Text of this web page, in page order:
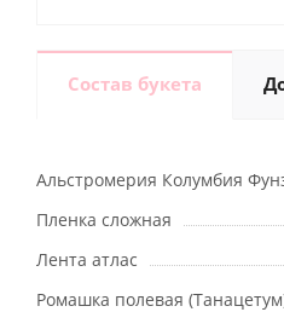
Состав букета
Альстромерия Колумбия
Пленка сложная
Лента атлас
Ромашка полевая